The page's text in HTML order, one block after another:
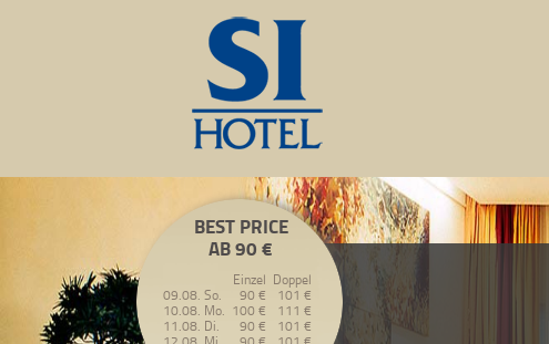
BEST PRICE
AB 90 €
Einzel Doppel
09.08. So.
90 €
101 €
10.08. Mo. 100 €
111 €
11.08. Di.
90 €
101 €